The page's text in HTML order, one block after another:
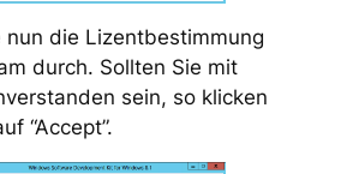
nun die Lizentbestimmung
durch. Sollten Sie mit
sein, so klicken
“Accept”.